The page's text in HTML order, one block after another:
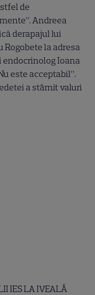
de
Andreea
derapajul lui
Rogobete la adresa
Ioana
este acceptabil”.
a stârnit valuri
IES LA IVEALĂ